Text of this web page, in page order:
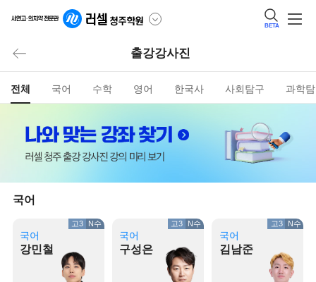
BETA
출강강사진
전체 국어 수학 영어 한국사 사회탐구 과학
국어
국어
강민철
고3 N수
국어
구성은
고3 N수
국어
김남준
고3 N수